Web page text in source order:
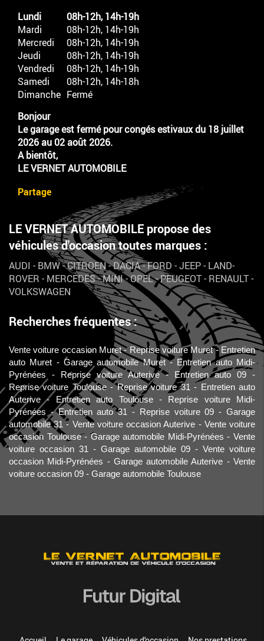
Lundi
08h-12h, 14h-19h
Mardi
08h-12h, 14h-19h
Mercredi
08h-12h, 14h-19h
Jeudi
08h-12h, 14h-19h
Vendredi
08h-12h, 14h-19h
Samedi
08h-12h, 14h-18h
Dimanche Fermé
Bonjour
Le garage est fermé pour congés estivaux du 18 juillet
2026 au 02 août 2026.
A bientôt,
LE VERNET AUTOMOBILE
Partage
LE VERNET AUTOMOBILE propose des
véhicules d'occasion toutes marques :
AUDI - BMW-CITROEN-DACIA-FORD -JEEP- LAND-
ROVER - MERCEDES-MINI-OPEL-PEUGEOT- RENAULT-
VOLKSWAGEN
Recherches fréquentes :
Vente voiture occasion Muret Reprise voiture Muret
Entretien
auto Muret
Garage automobile Muret
Entretien auto Midi-
Pyrénées
Reprise voiture Auterive
Entretien auto 09
Reprise voiture Toulouse
Reprise voiture 31
Entretien auto
Auterive
Entretien auto Toulouse
Reprise voiture Midi-
Pyrénées
Entretien auto 31 Reprise voiture 09
Garage
automobile 31
Vente voiture occasion Auterive
Vente voiture
occasion Toulouse
Garage automobile Midi-Pyrénées
Vente
voiture occasion 31
Garage automobile 09
Vente voiture
occasion Midi-Pyrénées
Garage automobile Auterive
Vente
voiture occasion 09
Garage automobile Toulouse